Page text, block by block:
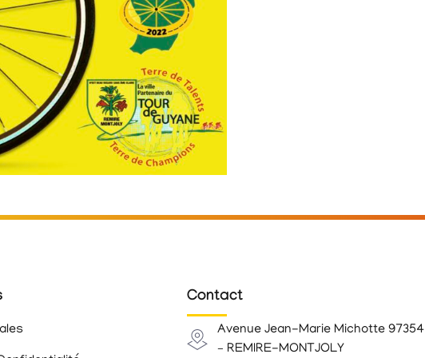
Contact
Avenue Jean-Marie Michotte 97354
– REMIRE-MONTJOLY